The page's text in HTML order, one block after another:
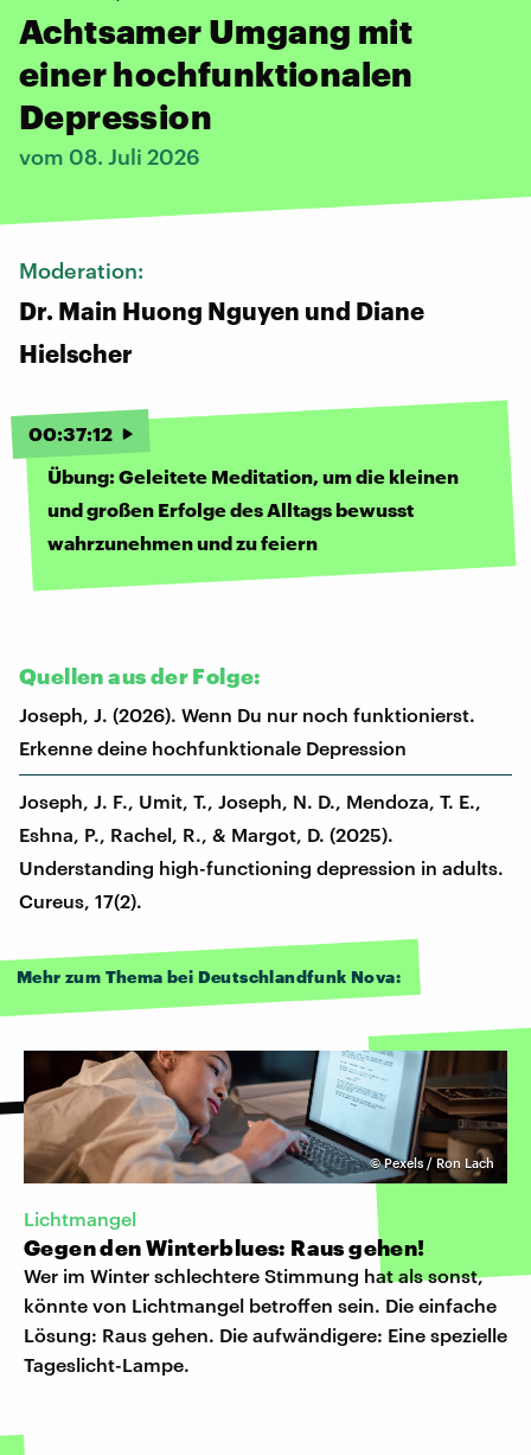
Achtsamer Umgang mit
einer hochfunktionalen
Depression
vom 08. Juli 2026
Moderation:
Dr. Main Huong Nguyen und Diane
Hielscher
00:37:12
Übung: Geleitete Meditation, um die kleinen
und großen Erfolge des Alltags bewusst
wahrzunehmen und zu feiern
Quellen aus der Folge:
Joseph, J. (2026). Wenn Du nur noch funktionierst.
Erkenne deine hochfunktionale Depression
Joseph, J. F., Umit, T., Joseph, N. D., Mendoza, T. E.,
Eshna, P., Rachel, R., & Margot, D. (2025).
Understanding high-functioning depression in adults.
Cureus, 17(2).
Mehr zum Thema bei Deutschlandfunk Nova:
©Pexels / Ron Lach
Lichtmangel
Gegen den Winterblues: Raus gehen!
Wer im Winter schlechtere Stimmung hat als sonst,
könnte von Lichtmangel betroffen sein. Die einfache
Lösung: Raus gehen. Die aufwändigere: Eine spezielle
Tageslicht-Lampe.